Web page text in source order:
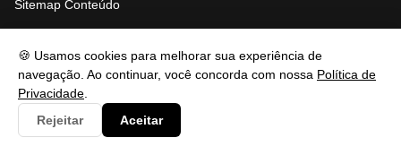
🍪 Usamos cookies para melhorar sua experiência de
navegação. Ao continuar, você concorda com nossa Política de
Privacidade
Rejeitar
Aceitar
Sitemap Conteúdo
CATEGORIAS
Artes